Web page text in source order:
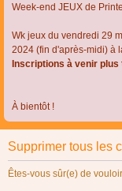
Week-end JEUX de
Wk jeux du vendredi 29
2024 (fin d'après-midi) à
Inscriptions à venir plus
À bientôt !
Supprimer tous les
Êtes-vous sûr(e) de